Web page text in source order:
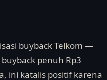
buyback Telkom —
penuh Rp3
ini katalis positif karena